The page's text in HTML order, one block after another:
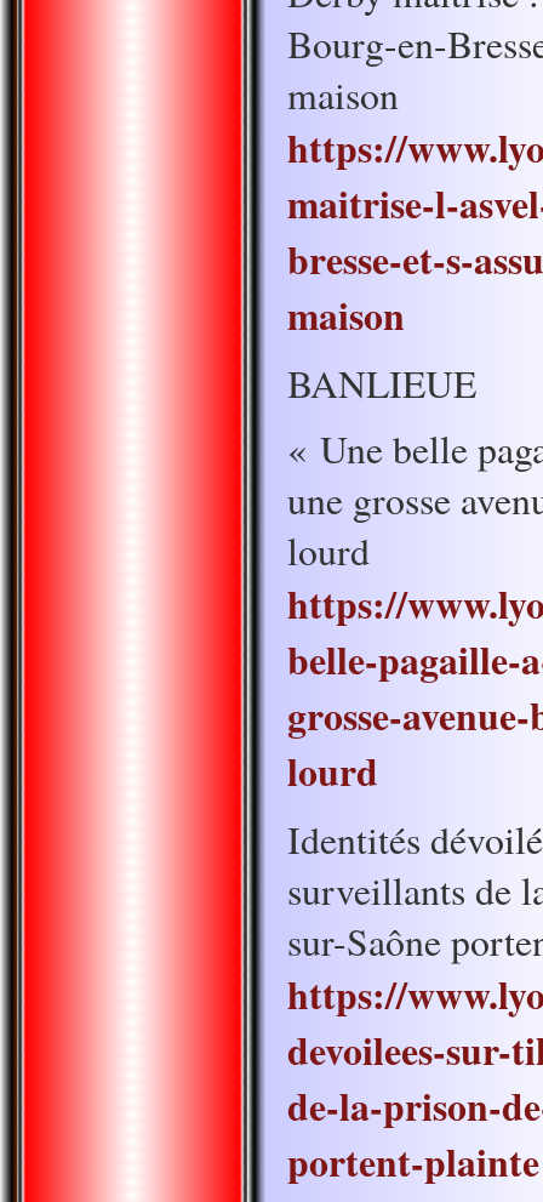
Bourg-en-
maison
https://
maitrise-l-
bresse-et-s-
maison
BANLIEUE
« Une belle
une grosse
lourd
https://
belle-pagaille-
grosse-
lourd
Identités
surveillants de
sur-Saône
https://
devoilees-sur-
de-la-prison-
portent-plainte